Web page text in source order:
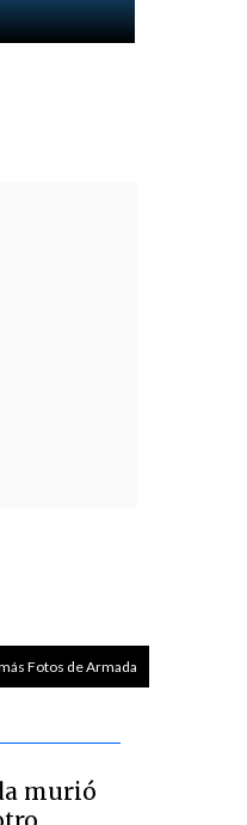
Fotos de Armada
murió